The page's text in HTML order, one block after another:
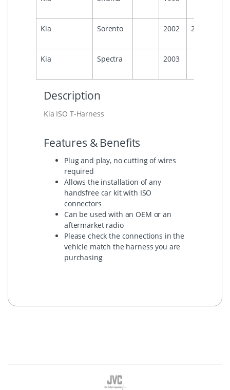
Kia Sorento 2002 2007
Kia Spectra 2003
Description
Kia ISO T-Harness
Features & Benefits
Plug and play, no cutting of wires
required
Allows the installation of any
handsfree car kit with ISO
connectors
Can be used with an OEM or an
aftermarket radio
Please check the connections in the
vehicle match the harness you are
purchasing